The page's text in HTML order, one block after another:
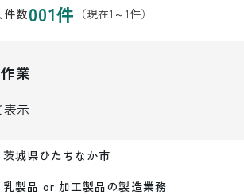
件数001件 （現在1 ～1件）
業
表示
茨城県ひたちなか市
乳製品 or 加工製品の製造業務